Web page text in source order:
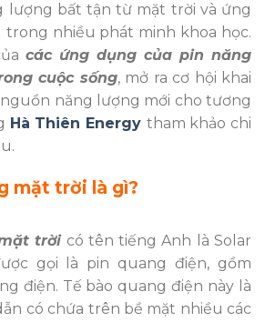
lượng bất tận từ mặt trời và ứng
nhiều phát minh khoa học.
các ứng dụng của pin năng
cuộc sống, mở ra cơ hội khai
năng lượng mới cho tương
Hà Thiên Energy tham khảo chi
mặt trời là gì?
trờicó tên tiếng Anh là Solar
gọi là pin quang điện, gồm
điện. Tế bào quang điện này là
có chứa trên bề mặt nhiều các